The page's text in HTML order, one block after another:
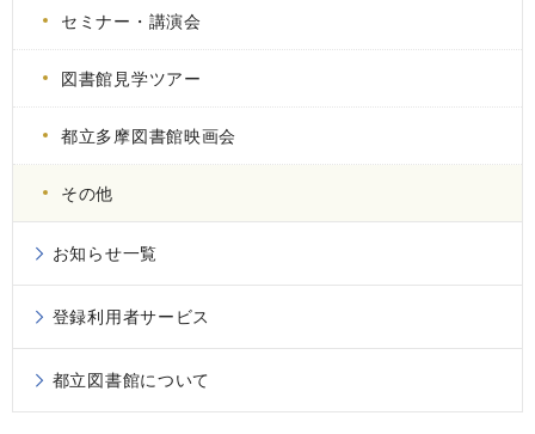
セミナー・講演会
図書館見学ツアー
都立多摩図書館映画会
その他
お知らせ一覧
登録利用者サービス
都立図書館について